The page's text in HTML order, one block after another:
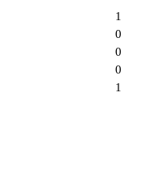
1
0
0
0
1